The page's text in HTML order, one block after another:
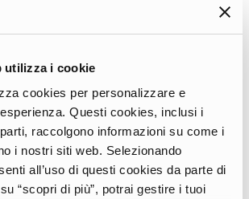
utilizza i cookie
cookies per personalizzare e
Questi cookies, inclusi i
raccolgono informazioni su come i
i nostri siti web. Selezionando
all’uso di questi cookies da parte di
“scopri di più”, potrai gestire i tuoi
Natale, per poi
nel nuovo anno e
sono tenuti a
le lezioni fino alle
che di solito
fine di giugno.